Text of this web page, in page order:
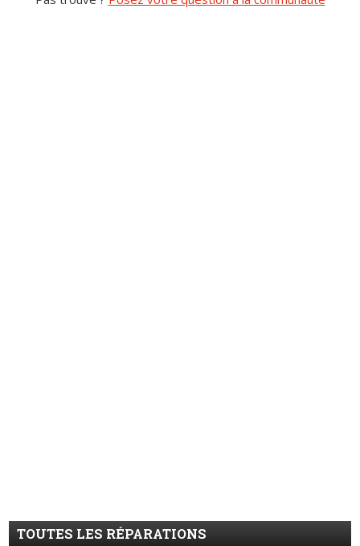
TOUTES LES RÉPARATIONS